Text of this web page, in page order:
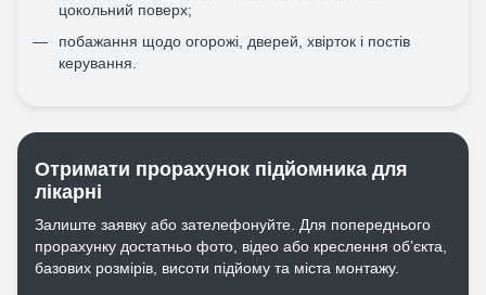
цокольний поверх;
побажання щодо огорожі, дверей, хвірток і постів
керування.
Отримати прорахунок підйомника для
лікарні
Залиште заявку або зателефонуйте. Для попереднього
прорахунку достатньо фото, відео або креслення об’єкта,
базових розмірів, висоти підйому та міста монтажу.